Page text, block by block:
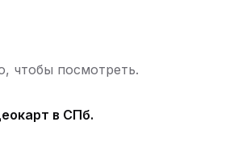
чтобы посмотреть.
в СПб.